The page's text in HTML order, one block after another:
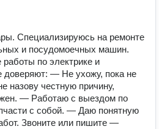
Специализируюсь на ремонте
и посудомоечных машин.
по электрике и
доверяют: — Не ухожу, пока не
назову честную причину,
— Работаю с выездом по
с собой. — Даю понятную
Звоните или пишите —